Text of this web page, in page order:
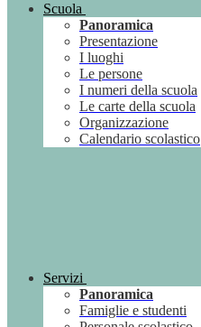
Scuola
Panoramica
Presentazione
I luoghi
Le persone
I numeri della scuola
Le carte della scuola
Organizzazione
Calendario scolastico
Servizi
Panoramica
Famiglie e studenti